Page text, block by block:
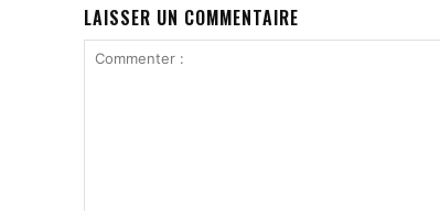
LAISSER UN COMMENTAIRE